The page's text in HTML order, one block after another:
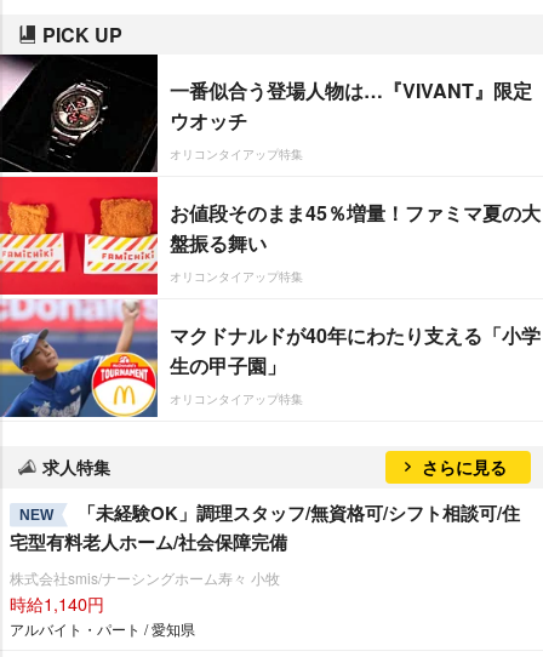
PICK UP
一番似合う登場人物は…『VIVANT』限定
ウオッチ
オリコンタイアップ特集
お値段そのまま45％増量！ファミマ夏の大
盤振る舞い
オリコンタイアップ特集
マクドナルドが40年にわたり支える「小学
生の甲子園」
オリコンタイアップ特集
求人特集 さらに見る
NEW
「未経験OK」調理スタッフ/無資格可/シフト相談可/住
宅型有料老人ホーム/社会保障完備
株式会社smis/ナーシングホーム寿々 小牧
時給1,140円
アルバイト・パート / 愛知県